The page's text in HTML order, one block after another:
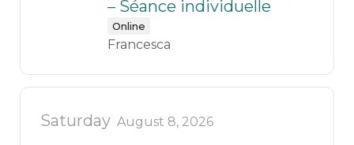
– Séance individuelle
Online
Francesca
Saturday August 8, 2026